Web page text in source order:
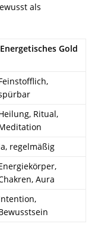
als
Energetisches Gold
Ritual,
regelmäßig
Aura